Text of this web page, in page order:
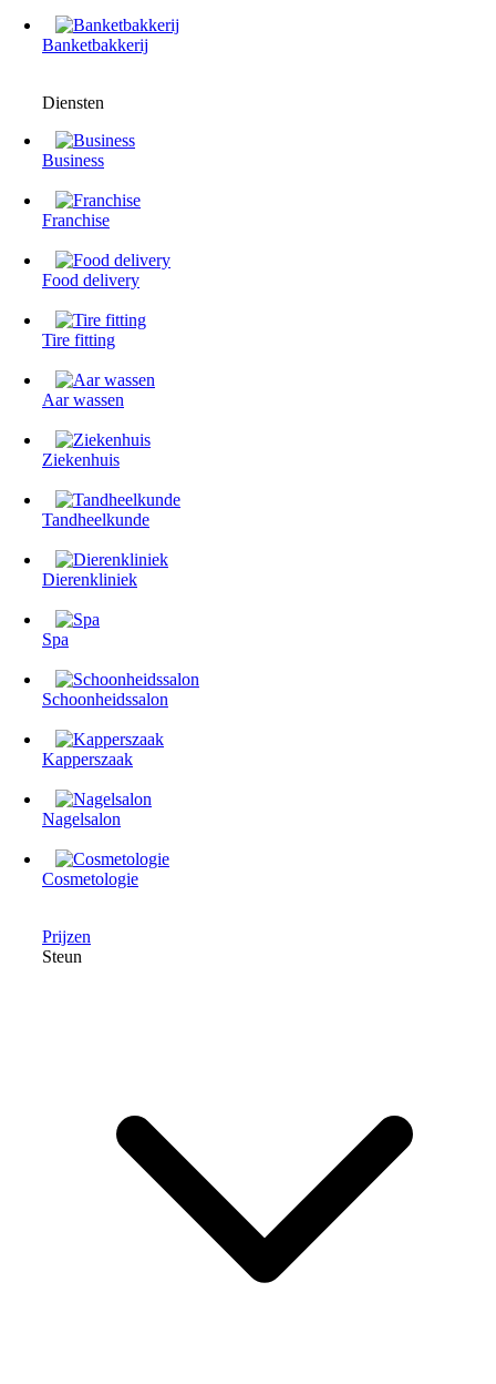
Banketbakkerij
Diensten
Business
Franchise
Food delivery
Tire fitting
Aar wassen
Ziekenhuis
Tandheelkunde
Dierenkliniek
Spa
Schoonheidssalon
Kapperszaak
Nagelsalon
Cosmetologie
Prijzen
Steun